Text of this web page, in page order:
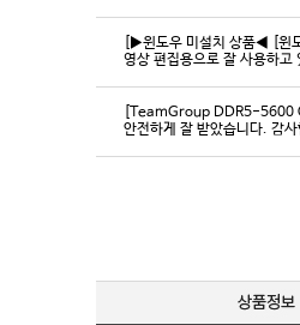
[▶윈도우 미설치 상품◀ [윈
영상 편집용으로 잘 사용하고
[TeamGroup DDR5-5600
안전하게 잘 받았습니다. 감